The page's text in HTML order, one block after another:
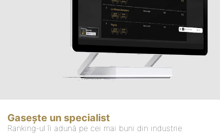
Gasește un specialist
Ranking-ul îi adună pe cei mai buni din industrie